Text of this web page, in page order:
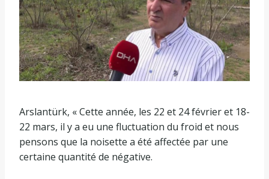
Arslantürk, « Cette année, les 22 et 24 février et 18-
22 mars, il y a eu une fluctuation du froid et nous
pensons que la noisette a été affectée par une
certaine quantité de négative.